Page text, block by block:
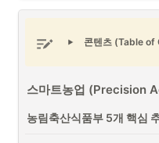
프로젝트 매니저(PM/PO)
콘텐츠 (Table
스마트농업 (Precision
농림축산식품부 5개 핵심